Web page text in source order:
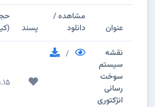
عنوان
مشاهده /
دانلود
پسند
نقشه
سیستم
سوخت
رسانی
انژکتوری
/